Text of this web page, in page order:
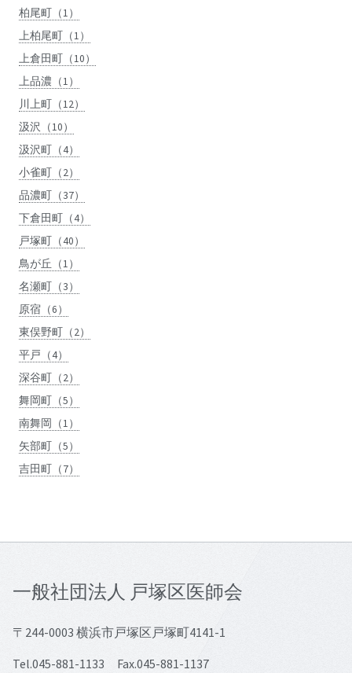
柏尾町（1）
上柏尾町（1）
上倉田町（10）
上品濃（1）
川上町（12）
汲沢（10）
汲沢町（4）
小雀町（2）
品濃町（37）
下倉田町（4）
戸塚町（40）
鳥が丘（1）
名瀬町（3）
原宿（6）
東俣野町（2）
平戸（4）
深谷町（2）
舞岡町（5）
南舞岡（1）
矢部町（5）
吉田町（7）
一般社団法人 戸塚区医師会
〒244-0003 横浜市戸塚区戸塚町4141-1
Tel.045-881-1133 Fax.045-881-1137